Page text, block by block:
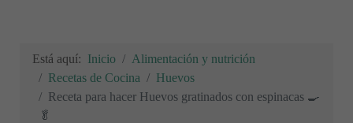
Está aquí: Inicio
Alimentación y nutrición
Recetas de Cocina
Huevos
Receta para hacer Huevos gratinados con espinacas 🍳
🥬